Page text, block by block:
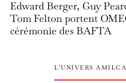
Edward Berger, Guy
Tom Felton portent
cérémonie des BAFTA
L’UNIVERS